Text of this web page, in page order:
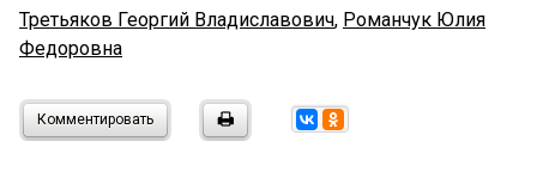
Третьяков Георгий Владиславович, Романчук Юлия
Федоровна
Комментировать